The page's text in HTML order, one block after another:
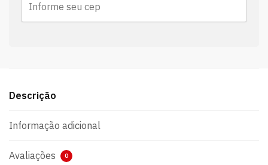
Descrição
Informação adicional
Avaliações 0